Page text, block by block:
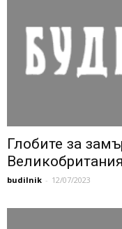
Глобите за
budilnik - 12/07/2023